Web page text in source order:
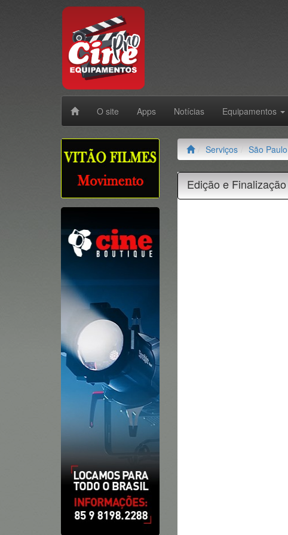
O site Apps Notícias Equipamentos
Serviços São Paulo
Edição e Finalização